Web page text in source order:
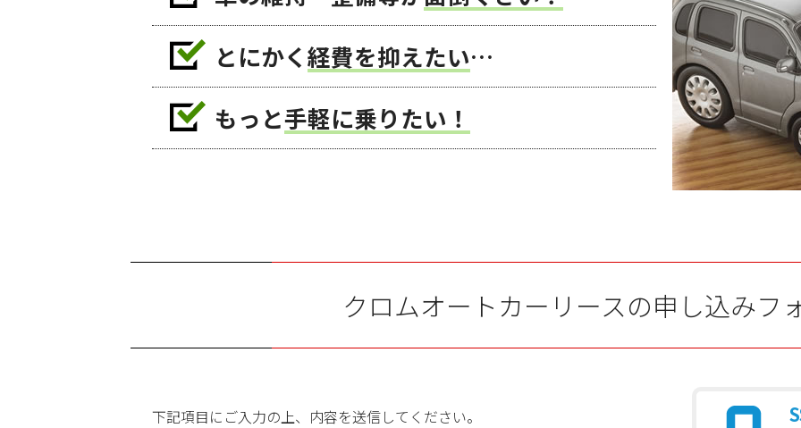
とにかく経費を抑えたい…
もっと手軽に乗りたい！
クロムオートカーリースの申し込みフ
下記項目にご入力の上、内容を送信してください。